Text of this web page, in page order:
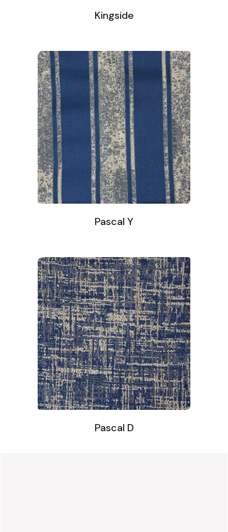
Kingside
Pascal Y
Pascal D